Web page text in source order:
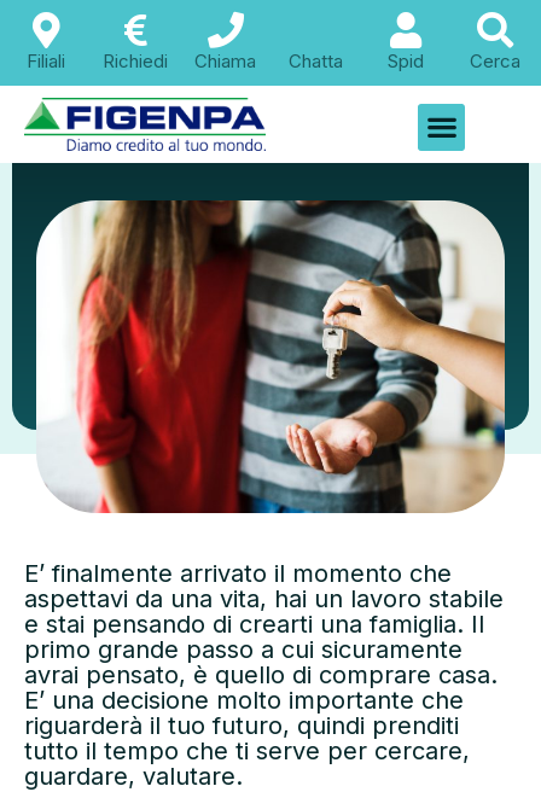
Filiali Richiedi Chiama Chatta Spid Cerca
Esperti del Credito
L’importanza
dell’acquisto della
prima casa
E’ finalmente arrivato il momento che
aspettavi da una vita, hai un lavoro stabile
e stai pensando di crearti una famiglia. Il
primo grande passo a cui sicuramente
avrai pensato, è quello di comprare casa.
E’ una decisione molto importante che
riguarderà il tuo futuro, quindi prenditi
tutto il tempo che ti serve per cercare,
guardare, valutare.